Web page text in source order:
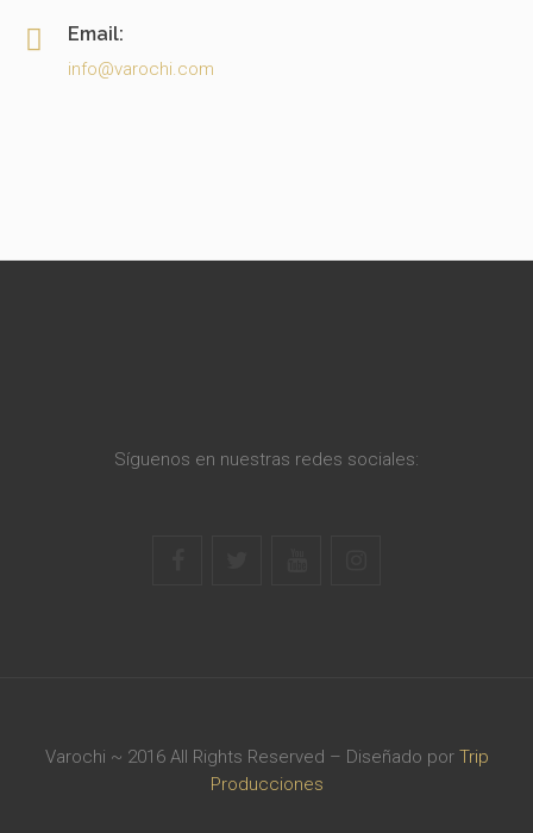
Email:
info@varochi.com
Síguenos en nuestras redes sociales:
Varochi ~ 2016 All Rights Reserved – Diseñado por Trip
Producciones